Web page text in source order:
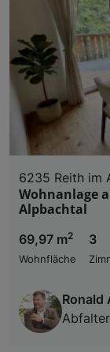
6235 Reith im
Wohnanlage
Alpbachtal
69,97 m2
Wohnfläche
3
Ronald